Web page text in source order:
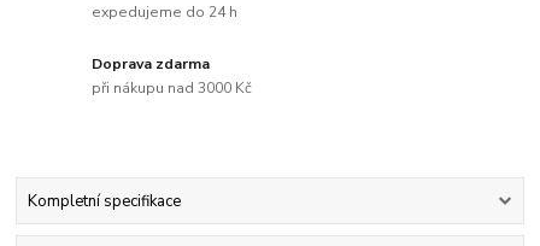
expedujeme do 24 h
Doprava zdarma
při nákupu nad 3000 Kč
Kompletní specifikace